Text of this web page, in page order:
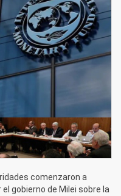
comenzaron a
gobierno de Milei sobre la